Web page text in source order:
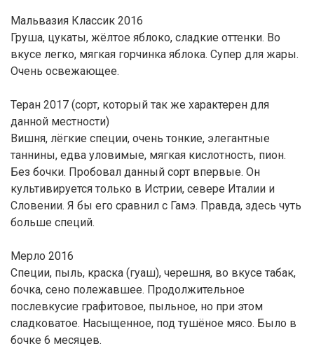
Мальвазия Классик 2016
Груша, цукаты, жёлтое яблоко, сладкие оттенки. Во
вкусе легко, мягкая горчинка яблока. Супер для жары.
Очень освежающее.
Теран 2017 (сорт, который так же характерен для
данной местности)
Вишня, лёгкие специи, очень тонкие, элегантные
таннины, едва уловимые, мягкая кислотность, пион.
Без бочки. Пробовал данный сорт впервые. Он
культивируется только в Истрии, севере Италии и
Словении. Я бы его сравнил с Гамэ. Правда, здесь чуть
больше специй.
Мерло 2016
Специи, пыль, краска (гуаш), черешня, во вкусе табак,
бочка, сено полежавшее. Продолжительное
послевкусие графитовое, пыльное, но при этом
сладковатое. Насыщенное, под тушёное мясо. Было в
бочке 6 месяцев.